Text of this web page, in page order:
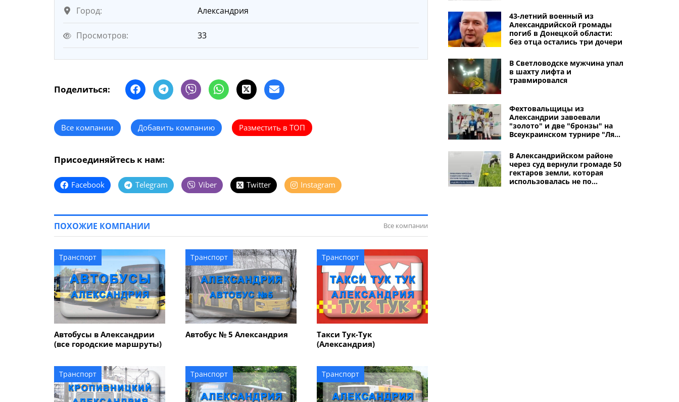
Город: Александрия
Просмотров: 33
Поделиться:
Все компании Добавить компанию Разместить в ТОП
Присоединяйтесь к нам:
Facebook Telegram Viber Twitter Instagram
ПОХОЖИЕ КОМПАНИИ Все компании
Транспорт
Автобусы в Александрии
(все городские маршруты)
Транспорт
Автобус № 5 Александрия
Транспорт
Такси Тук-Тук
(Александрия)
Транспорт Транспорт Транспорт
"криминальные авторитеты"
43-летний военный из
Александрийской громады
погиб в Донецкой области:
без отца остались три дочери
В Светловодске мужчина упал
в шахту лифта и
травмировался
Фехтовальщицы из
Александрии завоевали
"золото" и две "бронзы" на
Всеукраинском турнире "Ля
В Александрийском районе
через суд вернули громаде 50
гектаров земли, которая
использовалась не по